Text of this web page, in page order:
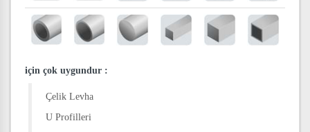
için çok uygundur :
Çelik Levha
U Profilleri